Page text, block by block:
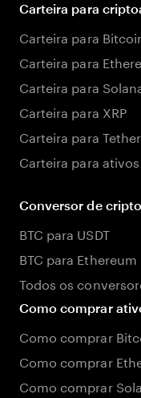
Carteira para
Carteira para
Carteira para
Carteira para
Carteira para XRP
Carteira para Tether
Carteira para ativos
Conversor de
BTC para USDT
BTC para Ethereum
Todos os
Como comprar
Como comprar
Como comprar
Como comprar